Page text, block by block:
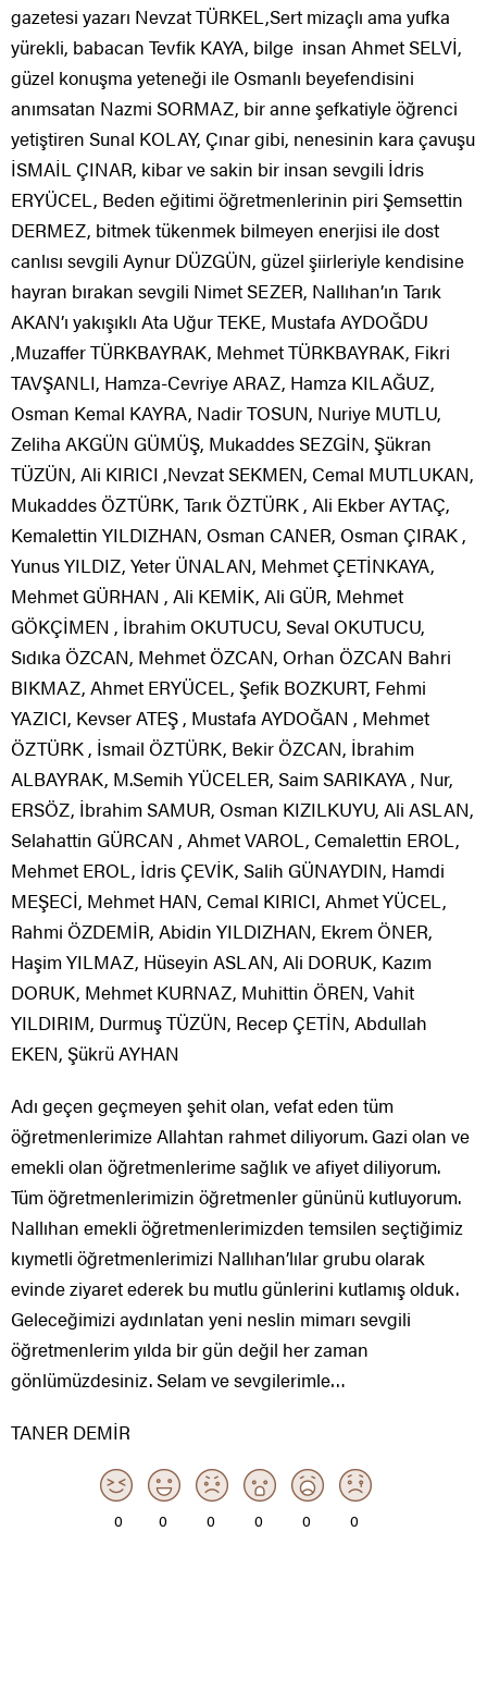
gazetesi yazarı Nevzat TÜRKEL,Sert mizaçlı ama yufka
yürekli, babacan Tevfik KAYA, bilge insan Ahmet SELVİ,
güzel konuşma yeteneği ile Osmanlı beyefendisini
anımsatan Nazmi SORMAZ, bir anne şefkatiyle öğrenci
yetiştiren Sunal KOLAY, Çınar gibi, nenesinin kara çavuşu
İSMAİL ÇINAR, kibar ve sakin bir insan sevgili İdris
ERYÜCEL, Beden eğitimi öğretmenlerinin piri Şemsettin
DERMEZ, bitmek tükenmek bilmeyen enerjisi ile dost
canlısı sevgili Aynur DÜZGÜN, güzel şiirleriyle kendisine
hayran bırakan sevgili Nimet SEZER, Nallıhan’ın Tarık
AKAN’ı yakışıklı Ata Uğur TEKE, Mustafa AYDOĞDU
,Muzaffer TÜRKBAYRAK, Mehmet TÜRKBAYRAK, Fikri
TAVŞANLI, Hamza-Cevriye ARAZ, Hamza KILAĞUZ,
Osman Kemal KAYRA, Nadir TOSUN, Nuriye MUTLU,
Zeliha AKGÜN GÜMÜŞ, Mukaddes SEZGİN, Şükran
TÜZÜN, Ali KIRICI ,Nevzat SEKMEN, Cemal MUTLUKAN,
Mukaddes ÖZTÜRK, Tarık ÖZTÜRK , Ali Ekber AYTAÇ,
Kemalettin YILDIZHAN, Osman CANER, Osman ÇIRAK ,
Yunus YILDIZ, Yeter ÜNALAN, Mehmet ÇETİNKAYA,
Mehmet GÜRHAN , Ali KEMİK, Ali GÜR, Mehmet
GÖKÇİMEN , İbrahim OKUTUCU, Seval OKUTUCU,
Sıdıka ÖZCAN, Mehmet ÖZCAN, Orhan ÖZCAN Bahri
BIKMAZ, Ahmet ERYÜCEL, Şefik BOZKURT, Fehmi
YAZICI, Kevser ATEŞ , Mustafa AYDOĞAN , Mehmet
ÖZTÜRK , İsmail ÖZTÜRK, Bekir ÖZCAN, İbrahim
ALBAYRAK, M.Semih YÜCELER, Saim SARIKAYA , Nur,
ERSÖZ, İbrahim SAMUR, Osman KIZILKUYU, Ali ASLAN,
Selahattin GÜRCAN , Ahmet VAROL, Cemalettin EROL,
Mehmet EROL, İdris ÇEVİK, Salih GÜNAYDIN, Hamdi
MEŞECİ, Mehmet HAN, Cemal KIRICI, Ahmet YÜCEL,
Rahmi ÖZDEMİR, Abidin YILDIZHAN, Ekrem ÖNER,
Haşim YILMAZ, Hüseyin ASLAN, Ali DORUK, Kazım
DORUK, Mehmet KURNAZ, Muhittin ÖREN, Vahit
YILDIRIM, Durmuş TÜZÜN, Recep ÇETİN, Abdullah
EKEN, Şükrü AYHAN
Adı geçen geçmeyen şehit olan, vefat eden tüm
öğretmenlerimize Allahtan rahmet diliyorum. Gazi olan ve
emekli olan öğretmenlerime sağlık ve afiyet diliyorum.
Tüm öğretmenlerimizin öğretmenler gününü kutluyorum.
Nallıhan emekli öğretmenlerimizden temsilen seçtiğimiz
kıymetli öğretmenlerimizi Nallıhan’lılar grubu olarak
evinde ziyaret ederek bu mutlu günlerini kutlamış olduk.
Geleceğimizi aydınlatan yeni neslin mimarı sevgili
öğretmenlerim yılda bir gün değil her zaman
gönlümüzdesiniz. Selam ve sevgilerimle…
TANER DEMİR
0 0 0 0 0 0